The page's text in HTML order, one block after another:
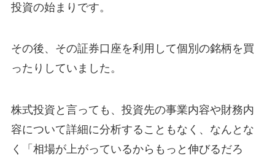
投資の始まりです。
その後、その証券口座を利用して個別の銘柄を買
ったりしていました。
株式投資と言っても、投資先の事業内容や財務内
容について詳細に分析することもなく、なんとな
く「相場が上がっているからもっと伸びるだろ